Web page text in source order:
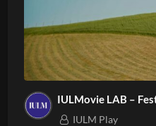
IULMovie LAB –
IULM Play